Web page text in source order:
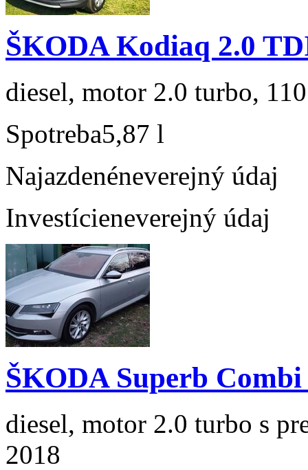
ŠKODA Kodiaq 2.0
diesel, motor 2.0 turbo,
Spotreba5,87 l
Najazdenéneverejný údaj
Investícieneverejný údaj
ŠKODA Superb
diesel, motor 2.0 turbo s
2018